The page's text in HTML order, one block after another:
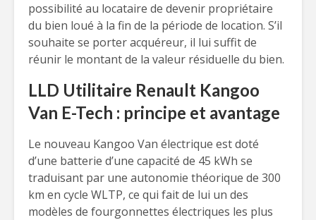
possibilité au locataire de devenir propriétaire
du bien loué à la fin de la période de location. S’il
souhaite se porter acquéreur, il lui suffit de
réunir le montant de la valeur résiduelle du bien.
LLD Utilitaire Renault Kangoo
Van E-Tech : principe et avantage
Le nouveau Kangoo Van électrique est doté
d’une batterie d’une capacité de 45 kWh se
traduisant par une autonomie théorique de 300
km en cycle WLTP, ce qui fait de lui un des
modèles de fourgonnettes électriques les plus